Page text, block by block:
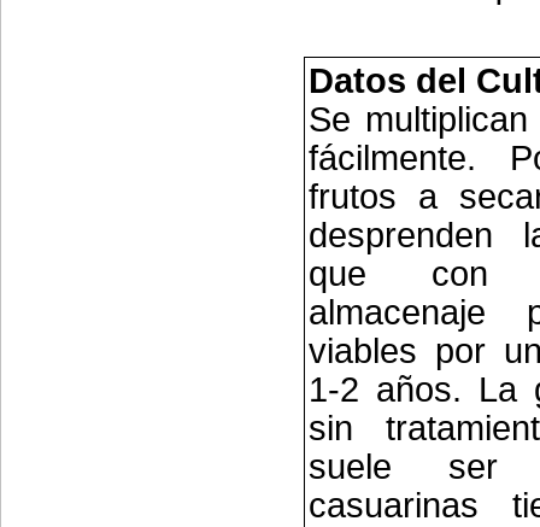
Datos del
Se
fácilmente.
frutos a
desprenden
que con
almacenaje
viables por
1-2 años. La
sin
suele ser
casuarinas